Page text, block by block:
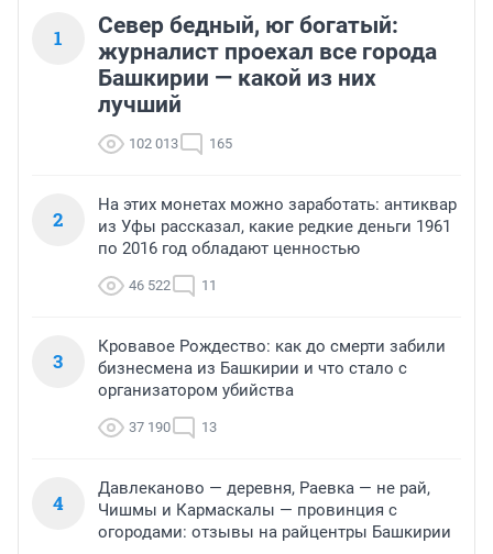
1
Север бедный, юг богатый:
журналист проехал все города
Башкирии — какой из них
лучший
102 013 165
2
На этих монетах можно заработать: антиквар
из Уфы рассказал, какие редкие деньги 1961
по 2016 год обладают ценностью
46 522 11
3
Кровавое Рождество: как до смерти забили
бизнесмена из Башкирии и что стало с
организатором убийства
37 190 13
4
Давлеканово — деревня, Раевка — не рай,
Чишмы и Кармаскалы — провинция с
огородами: отзывы на райцентры Башкирии